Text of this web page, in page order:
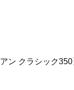
ン クラシック350